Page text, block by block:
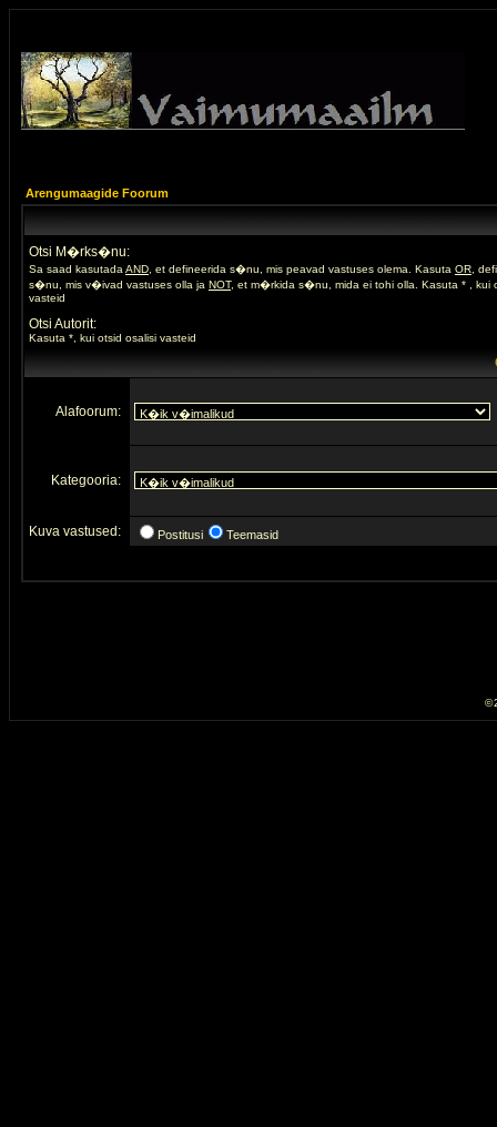
Arengumaagide Foorum
Otsi M�rks�nu:
Sa saad kasutada AND , et defineerida s�nu, mis peavad vastuses olema. Kasuta OR ,
s�nu, mis v�ivad vastuses olla ja NOT, et m�rkida s�nu, mida ei tohi olla. Kasuta * , kui
vasteid
Otsi Autorit:
Kasuta *, kui otsid osalisi vasteid
Alafoorum:
Kategooria:
Kuva vastused: Postitusi Teemasid
©